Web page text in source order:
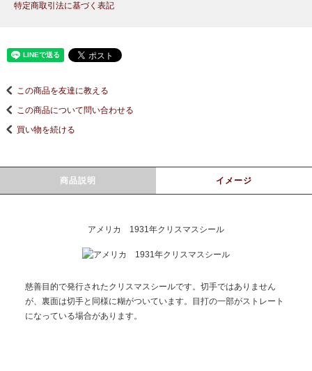
特定商取引法に基づく表記
この商品を友達に教える
この商品について問い合わせる
買い物を続ける
商品説明 イメージ
アメリカ 1931年クリスマスシール
慈善目的で発行されたクリスマスシールです。切手ではありません
が、裏面は切手と同様に糊がついています。目打の一部がストレート
になっている場合があります。